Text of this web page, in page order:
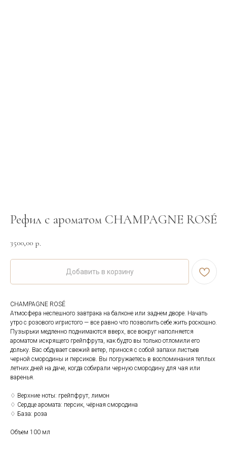
Рефил с ароматом CHAMPAGNE ROSÉ
3500,00 р.
Добавить в корзину
CHAMPAGNE ROSÉ
Атмосфера неспешного завтрака на балконе или заднем дворе. Начать
утро с розового игристого — все равно что позволить себе жить роскошно.
Пузырьки медленно поднимаются вверх, все вокруг наполняется
ароматом искрящего грейпфрута, как будто вы только отломили его
дольку. Вас обдувает свежий ветер, принося с собой запахи листьев
черной смородины и персиков. Вы погружаетесь в воспоминания теплых
летних дней на даче, когда собирали черную смородину для чая или
варенья.
♢ Верхние ноты: грейпфрут, лимон
♢ Сердце аромата: персик, чёрная смородина
♢ База: роза
Объем 100 мл